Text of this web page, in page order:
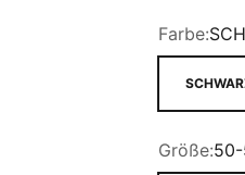
Farbe:
Größe: